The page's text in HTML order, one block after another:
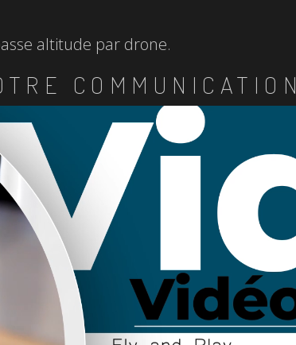
altitude par drone.
COMMUNICATION